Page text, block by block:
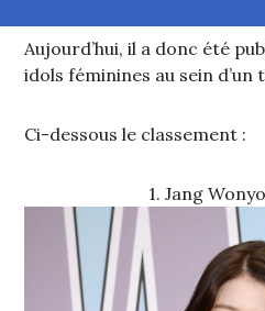
Aujourd’hui, il a donc été
idols féminines au sein d’un
Ci-dessous le classement :
1. Jang